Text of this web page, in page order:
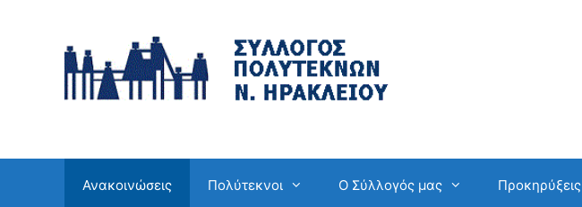
περιεχόμενο
Ανακοινώσεις Πολύτεκνοι Ο Σύλλογός μας Προκηρύξεις